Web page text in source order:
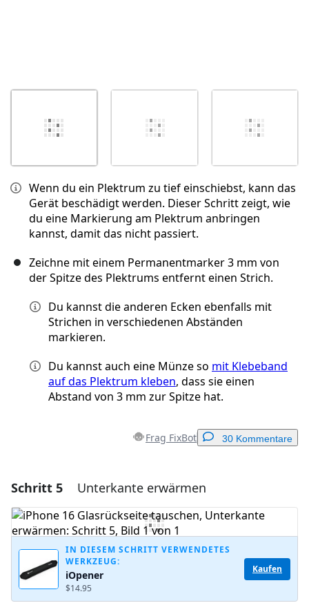
Wenn du ein Plektrum zu tief einschiebst, kann das
Gerät beschädigt werden. Dieser Schritt zeigt, wie
du eine Markierung am Plektrum anbringen
kannst, damit das nicht passiert.
Zeichne mit einem Permanentmarker 3 mm von
der Spitze des Plektrums entfernt einen Strich.
Du kannst die anderen Ecken ebenfalls mit
Strichen in verschiedenen Abständen
markieren.
Du kannst auch eine Münze so mit Klebeband
auf das Plektrum kleben, dass sie einen
Abstand von 3 mm zur Spitze hat.
Frag FixBot 30 Kommentare
Einen Kommentar hinzufügen
Kommentar hinzufügen
Kommentieren
Schritt 5 Unterkante erwärmen
IN DIESEM SCHRITT VERWENDETES
WERKZEUG:
iOpener
$14.95
Kaufen